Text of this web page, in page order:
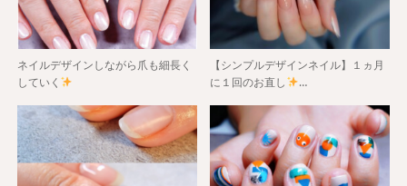
ネイルデザインしながら爪も細長く
していく
【シンプルデザインネイル】１ヵ月
に１回のお直し
…